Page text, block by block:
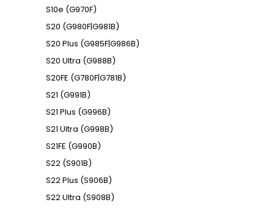
S10e (G970F)
S20 (G980F|G981B)
S20 Plus (G985F|G986B)
S20 Ultra (G988B)
S20FE (G780F|G781B)
S21 (G991B)
S21 Plus (G996B)
S21 Ultra (G998B)
S21FE (G990B)
S22 (S901B)
S22 Plus (S906B)
S22 Ultra (S908B)